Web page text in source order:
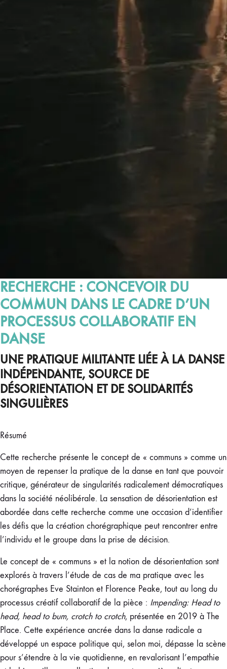
RECHERCHE : CONCEVOIR DU
COMMUN DANS LE CADRE D’UN
PROCESSUS COLLABORATIF EN
DANSE
UNE PRATIQUE MILITANTE LIÉE À LA DANSE
INDÉPENDANTE, SOURCE DE
DÉSORIENTATION ET DE SOLIDARITÉS
SINGULIÈRES
Résumé
Cette recherche présente le concept de « communs » comme un
moyen de repenser la pratique de la danse en tant que pouvoir
critique, générateur de singularités radicalement démocratiques
dans la société néolibérale. La sensation de désorientation est
abordée dans cette recherche comme une occasion d’identifier
les défis que la création chorégraphique peut rencontrer entre
l’individu et le groupe dans la prise de décision.
Le concept de « communs » et la notion de désorientation sont
explorés à travers l’étude de cas de ma pratique avec les
chorégraphes Eve Stainton et Florence Peake, tout au long du
processus créatif collaboratif de la pièce : Impending: Head to
head, head to bum, crotch to crotch, présentée en 2019 à The
Place. Cette expérience ancrée dans la danse radicale a
développé un espace politique qui, selon moi, dépasse la scène
pour s’étendre à la vie quotidienne, en revalorisant l’empathie